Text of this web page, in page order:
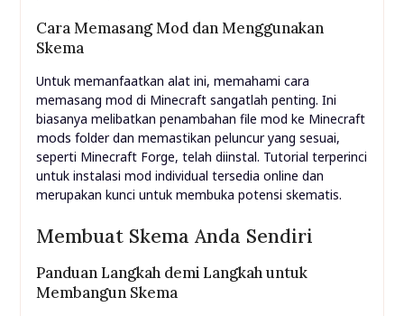
Cara Memasang Mod dan Menggunakan
Skema
Untuk memanfaatkan alat ini, memahami cara
memasang mod di Minecraft sangatlah penting. Ini
biasanya melibatkan penambahan file mod ke Minecraft
mods folder dan memastikan peluncur yang sesuai,
seperti Minecraft Forge, telah diinstal. Tutorial terperinci
untuk instalasi mod individual tersedia online dan
merupakan kunci untuk membuka potensi skematis.
Membuat Skema Anda Sendiri
Panduan Langkah demi Langkah untuk
Membangun Skema